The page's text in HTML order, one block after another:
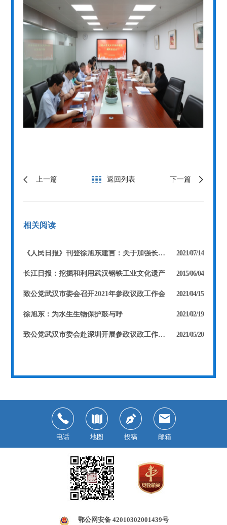
上一篇 返回列表 下一篇
相关阅读
《人民日报》刊登徐旭东建言：关于加强长江“十年禁渔”配套生态修复措施的建议 2021/07/14
长江日报：挖掘和利用武汉钢铁工业文化遗产 2015/06/04
致公党武汉市委会召开2021年参政议政工作会 2021/04/15
徐旭东：为水生生物保护鼓与呼 2021/02/19
致公党武汉市委会赴深圳开展参政议政工作调研 2021/05/20
电话 地图 投稿 邮箱
鄂公网安备 42010302001439号